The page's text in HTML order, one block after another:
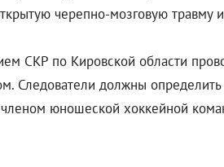
черепно-мозговую
СКР по Кировской области
Следователи должны
членом юношеской хоккейной